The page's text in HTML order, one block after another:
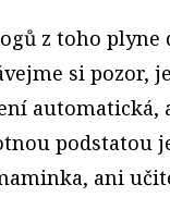
z toho plyne
si pozor,
automatická,
podstatou
ani